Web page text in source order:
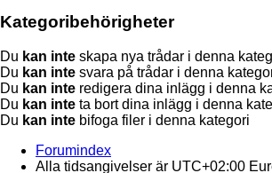
Kategoribehörigheter
Du kan inte skapa nya trådar i denna
Du kan inte svara på trådar i denna
Du kan inte redigera dina inlägg i denna
Du kan inte ta bort dina inlägg i denna
Du kan inte bifoga filer i denna kategori
Forumindex
Alla tidsangivelser är UTC+02:00